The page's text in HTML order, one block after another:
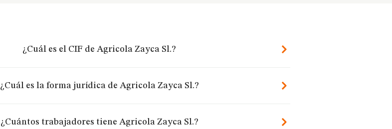
¿Cuál es el CIF de Agricola Zayca Sl.?
¿Cuál es la forma jurídica de Agricola Zayca Sl.?
¿Cuántos trabajadores tiene Agricola Zayca Sl.?